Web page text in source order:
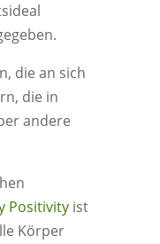
die an sich
die in
andere
Positivityist
Körper